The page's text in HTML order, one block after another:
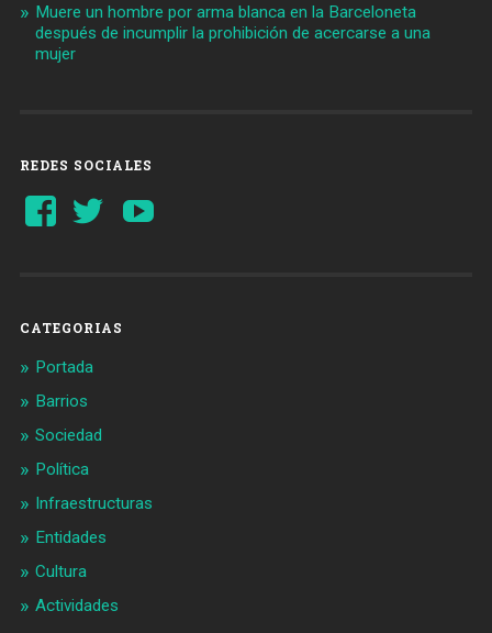
Muere un hombre por arma blanca en la Barceloneta
después de incumplir la prohibición de acercarse a una
mujer
REDES SOCIALES
Ver
perfil
Ver
perfil
CATEGORIAS
Portada
Barrios
Sociedad
Política
Infraestructuras
Entidades
Cultura
Actividades